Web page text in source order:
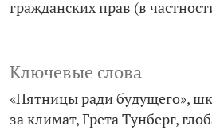
гражданских прав (в
Ключевые слова
«Пятницы ради будущего»
за климат Грета Тунберг